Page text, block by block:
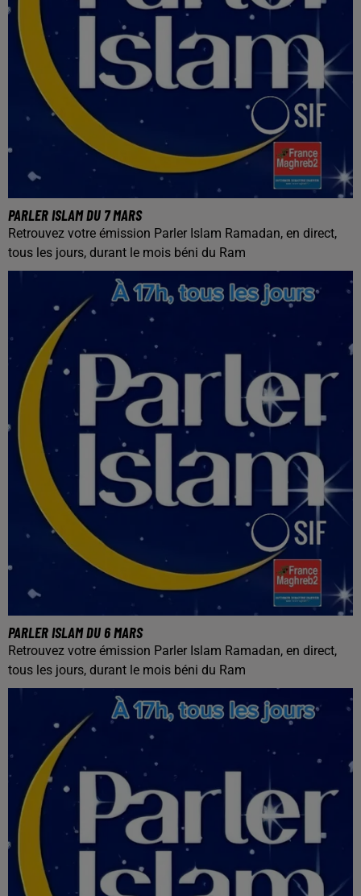
PARLER ISLAM DU 7 MARS
Retrouvez votre émission Parler Islam Ramadan, en direct,
tous les jours, durant le mois béni du Ram
PARLER ISLAM DU 6 MARS
Retrouvez votre émission Parler Islam Ramadan, en direct,
tous les jours, durant le mois béni du Ram